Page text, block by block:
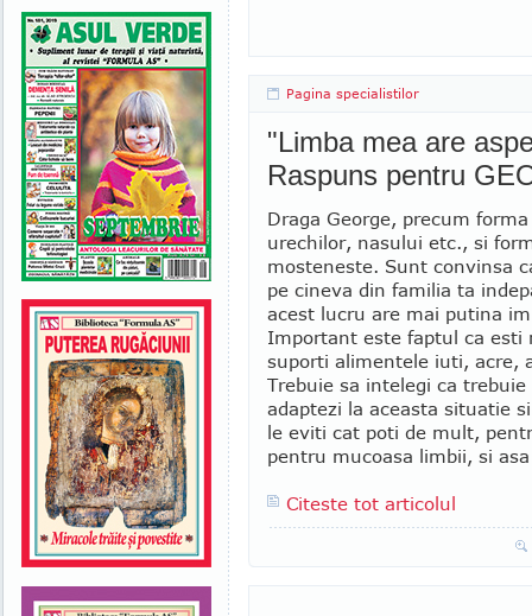
Pagina specialistilor
"Limba mea are
Raspuns pentru
Draga George, precum
urechilor, nasului etc., si
mosteneste. Sunt convinsa
pe cineva din familia ta
acest lucru are mai putina
Important este faptul ca esti
suporti alimentele iuti, acre,
Trebuie sa intelegi ca trebuie
adaptezi la aceasta situatie
le eviti cat poti de mult,
pentru mucoasa limbii, si
Citeste tot articolul